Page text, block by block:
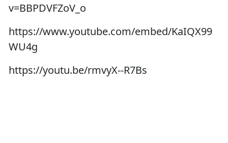
v=BBPDVFZoV_o
https://www.youtube.com/embed/KaIQX99
WU4g
https://youtu.be/rmvyX--R7Bs